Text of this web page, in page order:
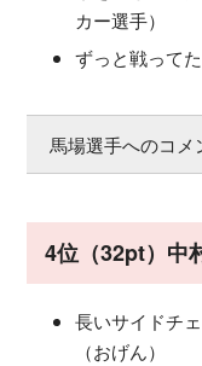
カー選手）
ずっと戦って
馬場選手へのコメ
4位（32pt）中
長いサイドチ
（おげん）